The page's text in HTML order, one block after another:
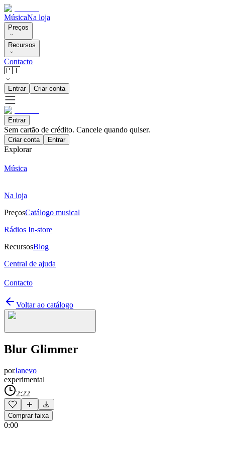
MúsicaNa loja
Preços
Recursos
Contacto
🇵🇹
Entrar Criar conta
Entrar
Sem cartão de crédito. Cancele quando quiser.
Criar conta Entrar
Explorar
Música
Na loja
PreçosCatálogo musical
Rádios In-store
RecursosBlog
Central de ajuda
Contacto
Voltar ao catálogo
Blur Glimmer
porJanevo
experimental
2:22
Comprar faixa
0:00